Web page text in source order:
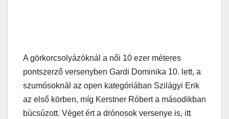
A görkorcsolyázóknál a női 10 ezer méteres
pontszerző versenyben Gardi Dominika 10. lett, a
szumósoknál az open kategóriában Szilágyi Erik
az első körben, míg Kerstner Róbert a másodikban
búcsúzott. Véget ért a drónosok versenye is, itt